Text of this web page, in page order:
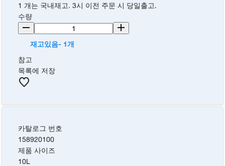
1 개는 국내재고. 3시 이전 주문 시 당일출고.
수량
재고있음- 1개
참고
목록에 저장
카탈로그 번호
158920100
제품 사이즈
10L